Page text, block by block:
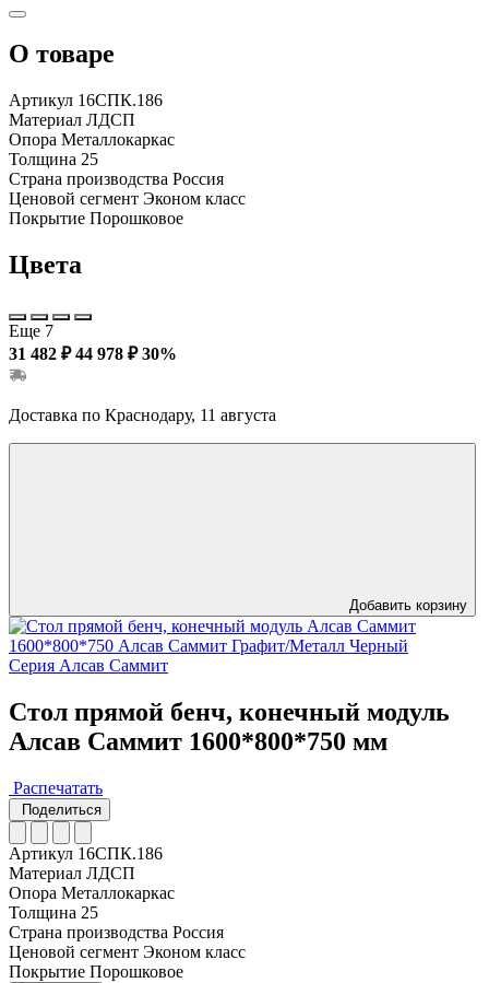
О товаре
Артикул 16СПК.186
Материал ЛДСП
Опора Металлокаркас
Толщина 25
Страна производства Россия
Ценовой сегмент Эконом класс
Покрытие Порошковое
Цвета
Еще 7
31 482 ₽ 44 978 ₽ 30%
Доставка по Краснодару, 11 августа
Добавить корзину
Серия Алсав Саммит
Стол прямой бенч, конечный модуль
Алсав Саммит 1600*800*750 мм
Распечатать
Поделиться
Артикул 16СПК.186
Материал ЛДСП
Опора Металлокаркас
Толщина 25
Страна производства Россия
Ценовой сегмент Эконом класс
Покрытие Порошковое